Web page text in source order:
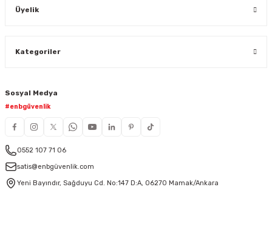
Üyelik
Kategoriler
Sosyal Medya
#enbgüvenlik
0552 107 71 06
satis@enbgüvenlik.com
Yeni Bayındır, Sağduyu Cd. No:147 D:A, 06270 Mamak/Ankara